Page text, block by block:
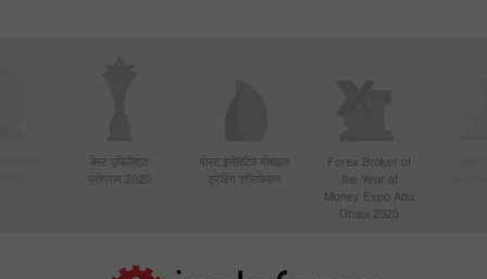
बेस्ट एफिलिएट
प्रोग्राम 2020
मोस्ट इनोवेटिव मोबाइल
ट्रेडिंग एप्लिकेशन
Forex Broker of
the Year at
Money Expo Abu
Dhabi 2025